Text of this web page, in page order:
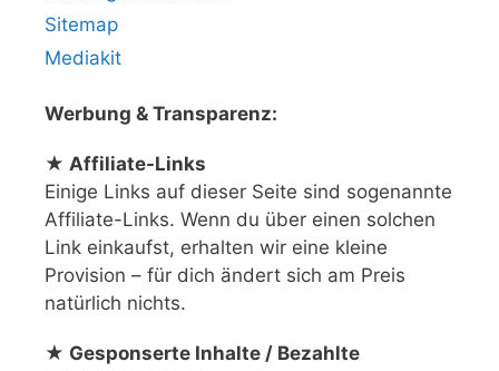
Sitemap
Mediakit
Werbung & Transparenz:
★ Affiliate-Links
Einige Links auf dieser Seite sind sogenannte
Affiliate-Links. Wenn du über einen solchen
Link einkaufst, erhalten wir eine kleine
Provision – für dich ändert sich am Preis
natürlich nichts.
★ Gesponserte Inhalte / Bezahlte